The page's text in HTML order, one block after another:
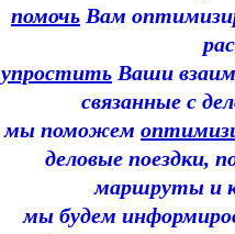
помочь Вам
упростить Ваши
связанные с
мы поможем
деловые поездки,
маршруты и
мы будем